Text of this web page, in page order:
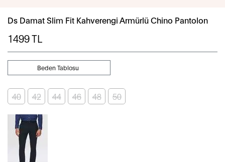
Ds Damat Slim Fit Kahverengi Armürlü Chino Pantolon
1499TL
Beden Tablosu
40 42 44 46 48 50